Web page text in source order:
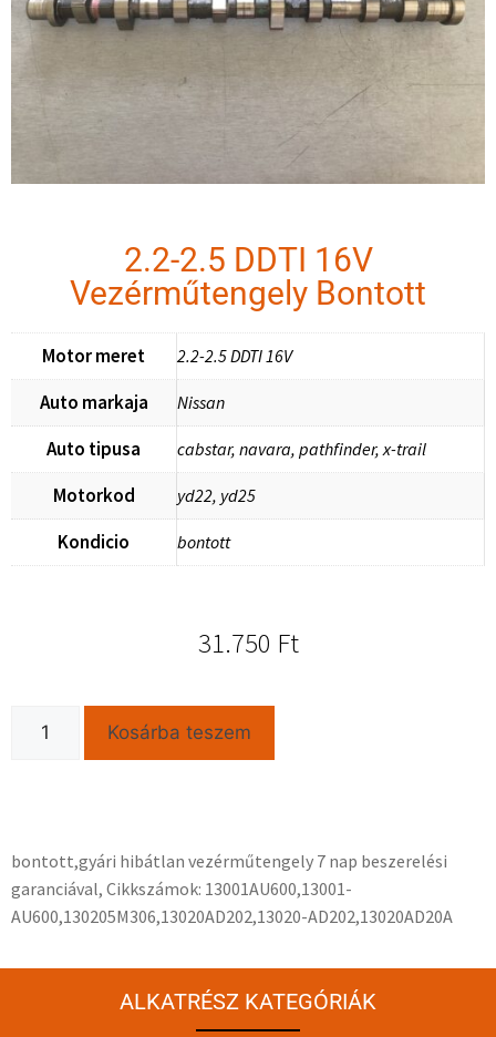
2.2-2.5 DDTI 16V
Vezérműtengely Bontott
Motor meret 2.2-2.5 DDTI 16V
Auto markaja Nissan
Auto tipusa cabstar, navara, pathfinder, x-trail
Motorkod yd22, yd25
Kondicio bontott
31.750 Ft
Kosárba teszem
bontott,gyári hibátlan vezérműtengely 7 nap beszerelési
garanciával, Cikkszámok: 13001AU600,13001-
AU600,130205M306,13020AD202,13020-AD202,13020AD20A
ALKATRÉSZ KATEGÓRIÁK